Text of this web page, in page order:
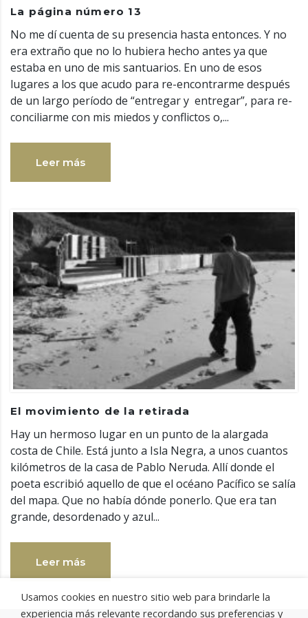
La página número 13
No me dí cuenta de su presencia hasta entonces. Y no
era extraño que no lo hubiera hecho antes ya que
estaba en uno de mis santuarios. En uno de esos
lugares a los que acudo para re-encontrarme después
de un largo período de “entregar y entregar”, para re-
conciliarme con mis miedos y conflictos o,...
Leer más
El movimiento de la retirada
Hay un hermoso lugar en un punto de la alargada
costa de Chile. Está junto a Isla Negra, a unos cuantos
kilómetros de la casa de Pablo Neruda. Allí donde el
poeta escribió aquello de que el océano Pacífico se salía
del mapa. Que no había dónde ponerlo. Que era tan
grande, desordenado y azul...
Leer más
Usamos cookies en nuestro sitio web para brindarle la
experiencia más relevante recordando sus preferencias y